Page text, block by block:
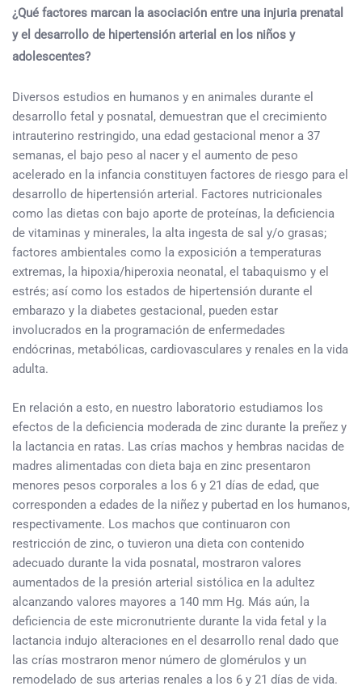
¿Qué factores marcan la asociación entre una injuria prenatal
y el desarrollo de hipertensión arterial en los niños y
adolescentes?
Diversos estudios en humanos y en animales durante el
desarrollo fetal y posnatal, demuestran que el crecimiento
intrauterino restringido, una edad gestacional menor a 37
semanas, el bajo peso al nacer y el aumento de peso
acelerado en la infancia constituyen factores de riesgo para el
desarrollo de hipertensión arterial. Factores nutricionales
como las dietas con bajo aporte de proteínas, la deficiencia
de vitaminas y minerales, la alta ingesta de sal y/o grasas;
factores ambientales como la exposición a temperaturas
extremas, la hipoxia/hiperoxia neonatal, el tabaquismo y el
estrés; así como los estados de hipertensión durante el
embarazo y la diabetes gestacional, pueden estar
involucrados en la programación de enfermedades
endócrinas, metabólicas, cardiovasculares y renales en la vida
adulta.
En relación a esto, en nuestro laboratorio estudiamos los
efectos de la deficiencia moderada de zinc durante la preñez y
la lactancia en ratas. Las crías machos y hembras nacidas de
madres alimentadas con dieta baja en zinc presentaron
menores pesos corporales a los 6 y 21 días de edad, que
corresponden a edades de la niñez y pubertad en los humanos,
respectivamente. Los machos que continuaron con
restricción de zinc, o tuvieron una dieta con contenido
adecuado durante la vida posnatal, mostraron valores
aumentados de la presión arterial sistólica en la adultez
alcanzando valores mayores a 140 mm Hg. Más aún, la
deficiencia de este micronutriente durante la vida fetal y la
lactancia indujo alteraciones en el desarrollo renal dado que
las crías mostraron menor número de glomérulos y un
remodelado de sus arterias renales a los 6 y 21 días de vida.